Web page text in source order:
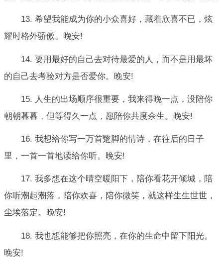
13. 希望我能成为你的小众喜好，藏着欣喜不已，炫
耀时格外骄傲。晚安!
14. 要用最好的自己去对待最爱的人，而不是用最坏
的自己去考验对方是否爱你。晚安!
15. 人生的出场顺序很重要，我来得晚一点，没陪你
朝朝暮暮，但等得久一点，愿陪你共度余生。晚安!
16. 我想给你写一万首蹩脚的情诗，在往后的日子
里，一首一首地读给你听。晚安!
17. 我多想在这个晴空暖阳下，陪你看花开倾城，陪
你听潮起潮落，陪你欢喜，陪你微笑，就这样生生世世，
尘埃落定。晚安!
18. 我也想能够把你照亮，在你的生命中留下阳光。
晚安!